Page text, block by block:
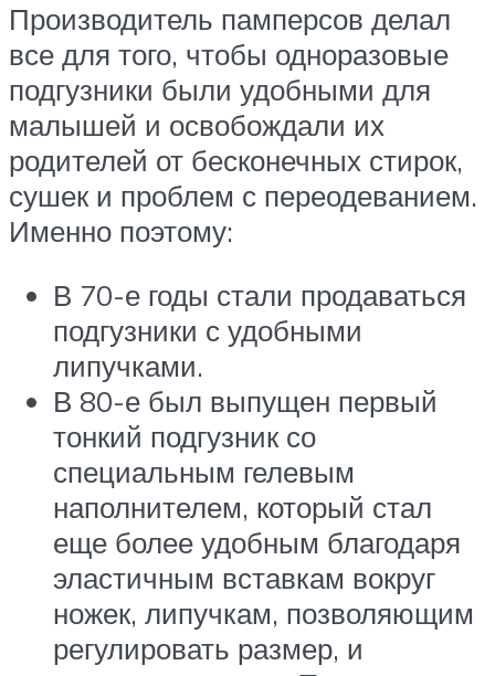
Производитель памперсов делал
все для того, чтобы одноразовые
подгузники были удобными для
малышей и освобождали их
родителей от бесконечных стирок,
сушек и проблем с переодеванием.
Именно поэтому:
В 70-е годы стали продаваться
подгузники с удобными
липучками.
В 80-е был выпущен первый
тонкий подгузник со
специальным гелевым
наполнителем, который стал
еще более удобным благодаря
эластичным вставкам вокруг
ножек, липучкам, позволяющим
регулировать размер, и